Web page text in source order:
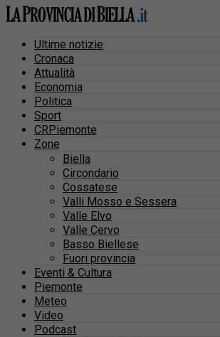
Ultime notizie
Cronaca
Attualità
Economia
Politica
Sport
CRPiemonte
Zone
Biella
Circondario
Cossatese
Valli Mosso e Sessera
Valle Elvo
Valle Cervo
Basso Biellese
Fuori provincia
Eventi & Cultura
Piemonte
Meteo
Video
Podcast